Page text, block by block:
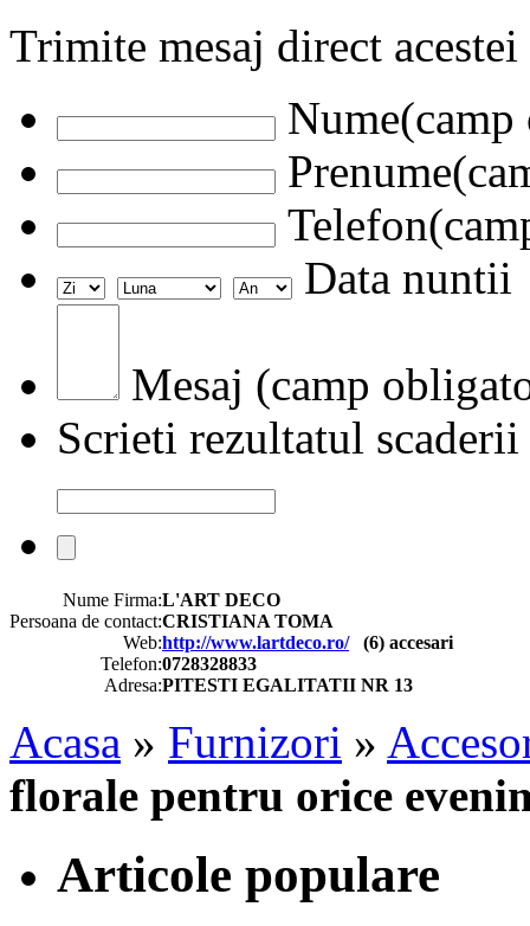
Trimite mesaj direct
Data nuntii
Mesaj (camp
Scrieti rezultatul scaderii
Nume Firma:L'ART DECO
Persoana de contact:CRISTIANA TOMA
Web:http://www.lartdeco.ro/ (6) accesari
Telefon:0728328833
Adresa:PITESTI EGALITATII NR 13
Acasa » Furnizori »
florale pentru orice
Articole populare